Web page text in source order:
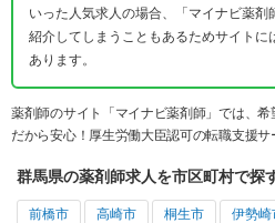
いった人気求人の場合、「マイナビ薬
紹介してしまうこともあるためサイトに
あります。
薬剤師のサイト「マイナビ薬剤師」では、
だから安心！厚生労働大臣認可の転職支援サ
群馬県の薬剤師求人を市区町村で探
前橋市 高崎市 桐生市 伊勢崎